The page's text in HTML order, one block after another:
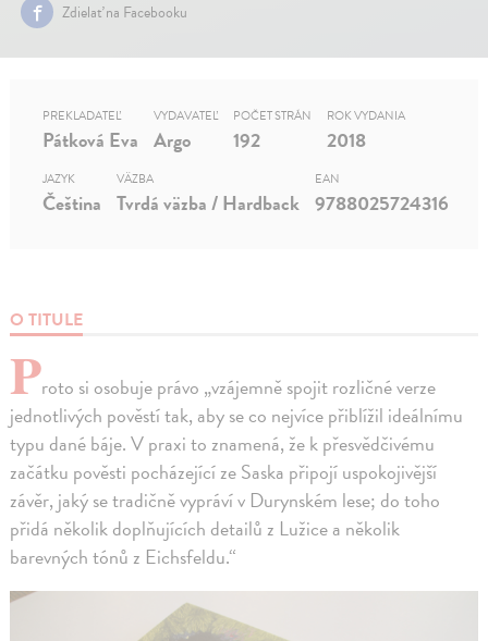
Zdielať na Facebooku
O TITULE
Proto si osobuje právo „vzájemně spojit rozličné verze
jednotlivých pověstí tak, aby se co nejvíce přiblížil ideálnímu
typu dané báje. V praxi to znamená, že k přesvědčivému
začátku pověsti pocházející ze Saska připojí uspokojivější
závěr, jaký se tradičně vypráví v Durynském lese; do toho
přidá několik doplňujících detailů z Lužice a několik
barevných tónů z Eichsfeldu.“
PREKLADATEĽ
Pátková Eva
VYDAVATEĽ
Argo
POČET STRÁN
192
ROK VYDANIA
2018
JAZYK
Čeština
VÄZBA
Tvrdá väzba / Hardback
EAN
9788025724316